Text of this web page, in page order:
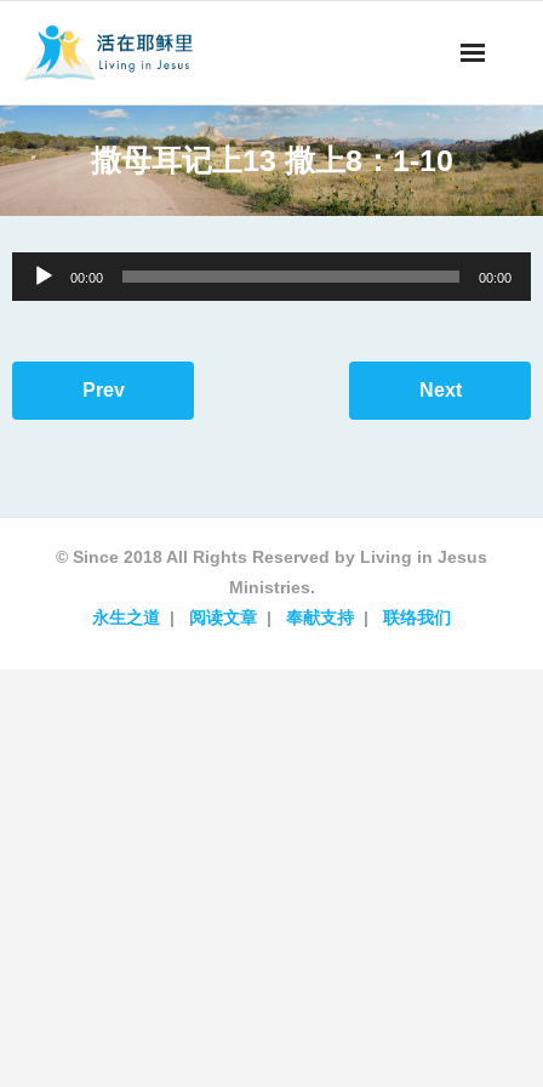
事工概要
阅读文章
撒母耳记上13 撒上8：1-10
Audio
Player
00:00 00:00
Prev Next
© Since 2018 All Rights Reserved by Living in Jesus
Ministries.
永生之道
阅读文章 奉献支持 联络我们